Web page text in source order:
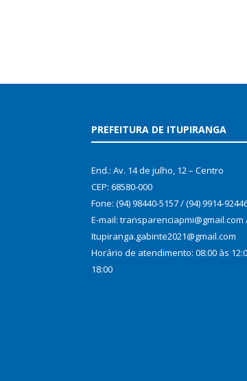
PREFEITURA DE ITUPIRANGA
End.: Av. 14 de julho, 12 – Centro
CEP: 68580-000
Fone: (94) 98440-5157 / (94) 9914-
E-mail: transparenciapmi@gmail.com
Itupiranga.gabinte2021@gmail.com
Horário de atendimento: 08:00 às
18:00